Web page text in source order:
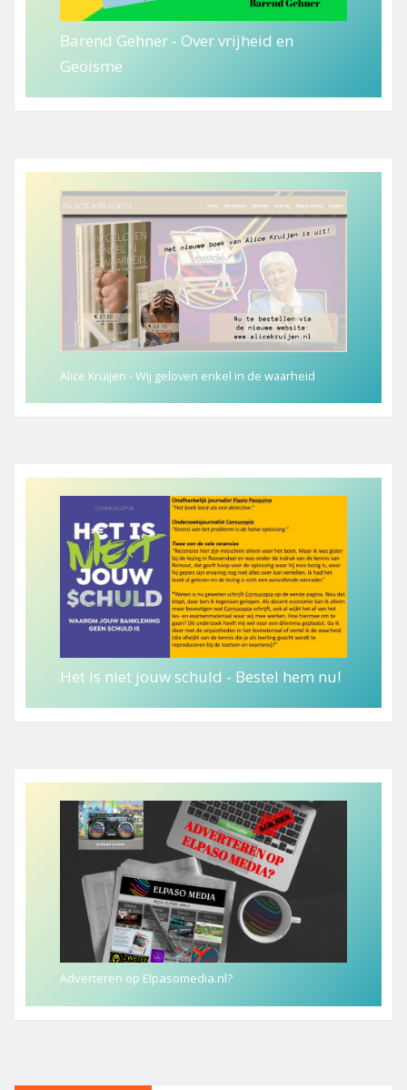
Barend Gehner - Over vrijheid en
Geoisme
Alice Kruijen - Wij geloven enkel in de waarheid
Het is niet jouw schuld - Bestel hem nu!
Adverteren op Elpasomedia.nl?